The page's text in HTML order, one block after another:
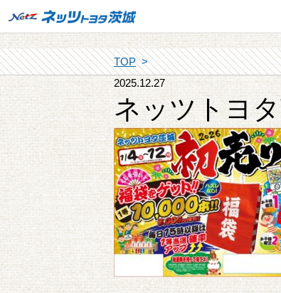
TOP
2025.12.27
ネッツトヨ